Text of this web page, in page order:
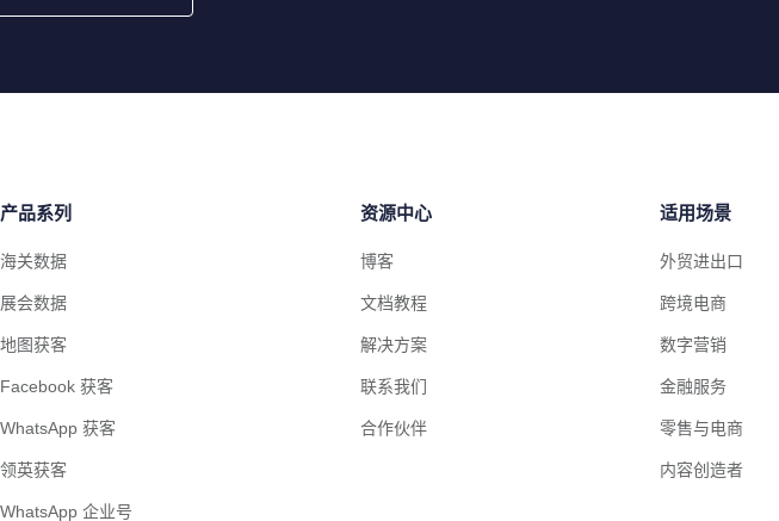
产品系列
海关数据
展会数据
地图获客
Facebook 获客
WhatsApp 获客
领英获客
WhatsApp 企业号
资源中心
博客
文档教程
解决方案
联系我们
合作伙伴
适用场景
外贸进出口
跨境电商
数字营销
金融服务
零售与电商
内容创造者